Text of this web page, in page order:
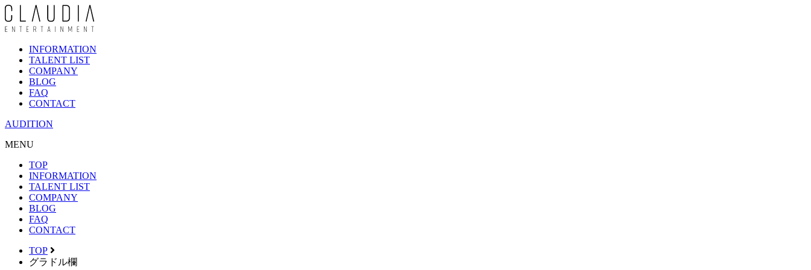
INFORMATION
TALENT LIST
COMPANY
BLOG
FAQ
CONTACT
AUDITION
MENU
TOP
INFORMATION
TALENT LIST
COMPANY
BLOG
FAQ
CONTACT
TOP
グラドル欄